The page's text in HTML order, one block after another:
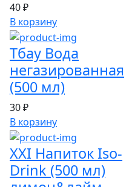
40 ₽
В корзину
Тбау Вода
негазированная
(500 мл)
30 ₽
В корзину
XXI Напиток Iso-
Drink (500 мл)